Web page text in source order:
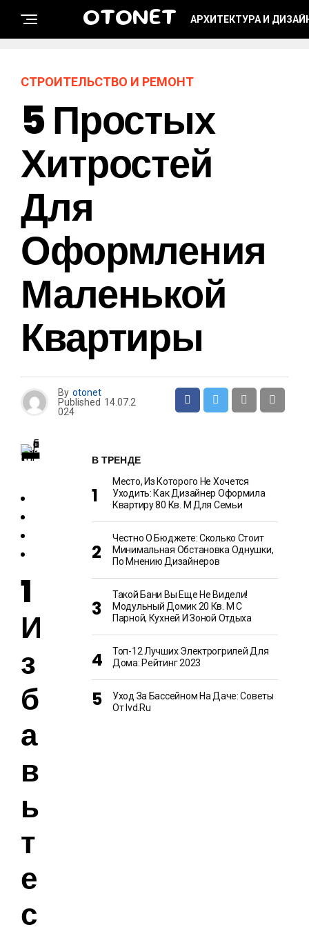
OTONET АРХИТЕКТУРА И
СТРОИТЕЛЬСТВО И РЕМОНТ
5 Простых
Хитростей
Для
Оформления
Маленькой
Квартиры
By otonet
Published 14.07.2
024
1
И
з
б
а
в
ь
т
е
с
В ТРЕНДЕ
Место, Из Которого Не Хочется
Уходить: Как Дизайнер Оформила
Квартиру 80 Кв. М Для Семьи
Честно О Бюджете: Сколько Стоит
Минимальная Обстановка Однушки,
По Мнению Дизайнеров
Такой Бани Вы Еще Не Видели!
Модульный Домик 20 Кв. М С
Парной, Кухней И Зоной Отдыха
Топ-12 Лучших Электрогрилей Для
Дома: Рейтинг 2023
Уход За Бассейном На Даче: Советы
От Ivd.ru